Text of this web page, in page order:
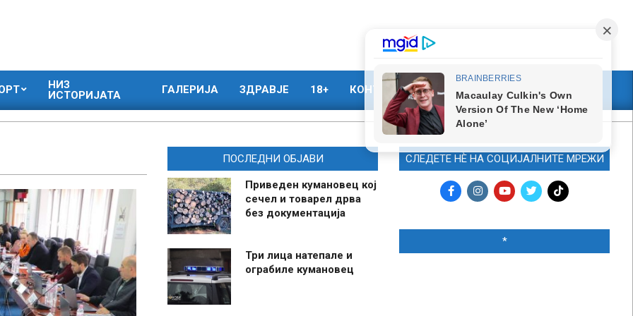
НИЗ
ИСТОРИЈАТА
ГАЛЕРИЈА ЗДРАВЈЕ 18+ КОНТАКТ МАРКЕТИНГ
ПОСЛЕДНИ ОБЈАВИ
Приведен кумановец кој
сечел и товарел дрва
без документација
Три лица натепале и
ограбиле кумановец
СЛЕДЕТЕ НЀ НА СОЦИЈАЛНИТЕ МРЕЖИ
*